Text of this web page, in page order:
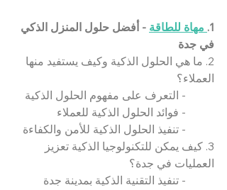
1. مهاة للطاقة - أفضل حلول المنزل الذكي
في جدة
2. ما هي الحلول الذكية وكيف يستفيد منها
العملاء؟
3. كيف يمكن للتكنولوجيا الذكية تعزيز
العمليات في جدة؟